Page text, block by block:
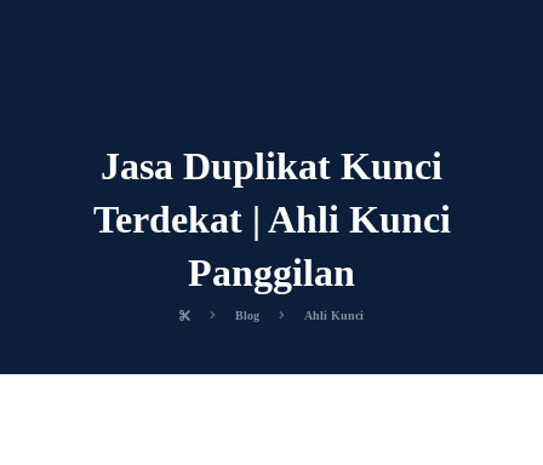
Jasa Duplikat Kunci
Terdekat | Ahli Kunci
Panggilan
Blog Ahli Kunci